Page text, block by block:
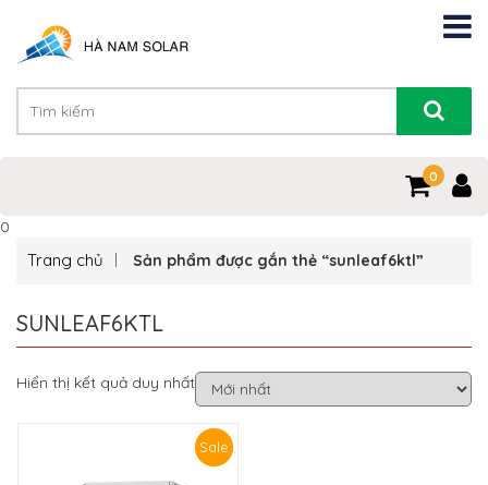
0
0
Trang chủ Sản phẩm được gắn thẻ “sunleaf6ktl”
SUNLEAF6KTL
Hiển thị kết quả duy nhất
Sale